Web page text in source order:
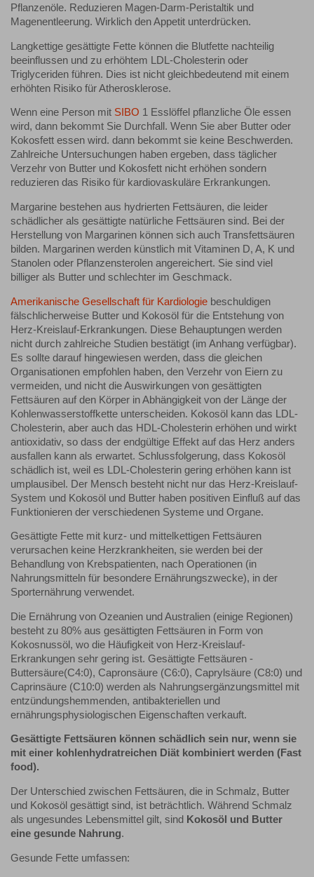
Pflanzenöle. Reduzieren Magen-Darm-Peristaltik und
Magenentleerung. Wirklich den Appetit unterdrücken.
Langkettige gesättigte Fette können die Blutfette nachteilig
beeinflussen und zu erhöhtem LDL-Cholesterin oder
Triglyceriden führen. Dies ist nicht gleichbedeutend mit einem
erhöhten Risiko für Atherosklerose.
Wenn eine Person mit SIBO 1 Esslöffel pflanzliche Öle essen
wird, dann bekommt Sie Durchfall. Wenn Sie aber Butter oder
Kokosfett essen wird. dann bekommt sie keine Beschwerden.
Zahlreiche Untersuchungen haben ergeben, dass täglicher
Verzehr von Butter und Kokosfett nicht erhöhen sondern
reduzieren das Risiko für kardiovaskuläre Erkrankungen.
Margarine bestehen aus hydrierten Fettsäuren, die leider
schädlicher als gesättigte natürliche Fettsäuren sind. Bei der
Herstellung von Margarinen können sich auch Transfettsäuren
bilden. Margarinen werden künstlich mit Vitaminen D, A, K und
Stanolen oder Pflanzensterolen angereichert. Sie sind viel
billiger als Butter und schlechter im Geschmack.
Amerikanische Gesellschaft für Kardiologie beschuldigen
fälschlicherweise Butter und Kokosöl für die Entstehung von
Herz-Kreislauf-Erkrankungen. Diese Behauptungen werden
nicht durch zahlreiche Studien bestätigt (im Anhang verfügbar).
Es sollte darauf hingewiesen werden, dass die gleichen
Organisationen empfohlen haben, den Verzehr von Eiern zu
vermeiden, und nicht die Auswirkungen von gesättigten
Fettsäuren auf den Körper in Abhängigkeit von der Länge der
Kohlenwasserstoffkette unterscheiden. Kokosöl kann das LDL-
Cholesterin, aber auch das HDL-Cholesterin erhöhen und wirkt
antioxidativ, so dass der endgültige Effekt auf das Herz anders
ausfallen kann als erwartet. Schlussfolgerung, dass Kokosöl
schädlich ist, weil es LDL-Cholesterin gering erhöhen kann ist
umplausibel. Der Mensch besteht nicht nur das Herz-Kreislauf-
System und Kokosöl und Butter haben positiven Einfluß auf das
Funktionieren der verschiedenen Systeme und Organe.
Gesättigte Fette mit kurz- und mittelkettigen Fettsäuren
verursachen keine Herzkrankheiten, sie werden bei der
Behandlung von Krebspatienten, nach Operationen (in
Nahrungsmitteln für besondere Ernährungszwecke), in der
Sporternährung verwendet.
Die Ernährung von Ozeanien und Australien (einige Regionen)
besteht zu 80% aus gesättigten Fettsäuren in Form von
Kokosnussöl, wo die Häufigkeit von Herz-Kreislauf-
Erkrankungen sehr gering ist. Gesättigte Fettsäuren -
Buttersäure(C4:0), Capronsäure (C6:0), Caprylsäure (C8:0) und
Caprinsäure (C10:0) werden als Nahrungsergänzungsmittel mit
entzündungshemmenden, antibakteriellen und
ernährungsphysiologischen Eigenschaften verkauft.
Gesättigte Fettsäuren können schädlich sein nur, wenn sie
mit einer kohlenhydratreichen Diät kombiniert werden (Fast
food).
Der Unterschied zwischen Fettsäuren, die in Schmalz, Butter
und Kokosöl gesättigt sind, ist beträchtlich. Während Schmalz
als ungesundes Lebensmittel gilt, sind Kokosöl und Butter
eine gesunde Nahrung.
Gesunde Fette umfassen: